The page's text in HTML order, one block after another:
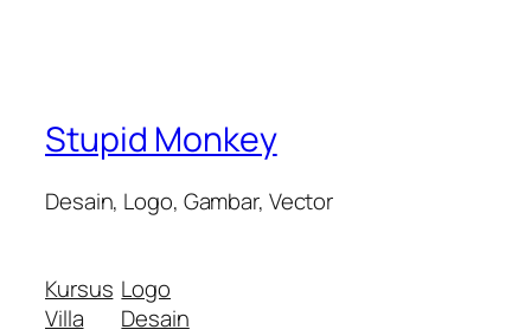
Stupid Monkey
Desain, Logo, Gambar, Vector
Kursus
Villa
Logo
Desain